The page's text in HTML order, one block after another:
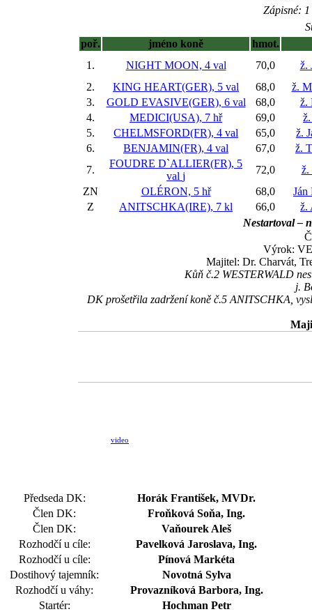
Zápisné:
poř.
jméno koně
hmot.
1.
NIGHT MOON, 4 val 70,0
ž.
2.
KING HEART(GER), 5 val 68,0
ž.
3.
GOLD EVASIVE(GER), 6 val 68,0
ž.
4.
MEDICI(USA), 7 hř 69,0
5.
CHELMSFORD(FR), 4 val 65,0
ž.
6.
BENJAMIN(FR), 4 val 67,0
ž.
7.
FOUDRE D`ALLIER(FR), 5
val j
72,0
ž.
ZN
OLÉRON, 5 hř 68,0
Z
ANITSCHKA(IRE), 7 kl 66,0
ž.
Nestartoval –
Výrok:
Majitel: Dr. Charvát,
Kůň č.2 WESTERWALD
j.
DK prošetřila zadržení koně č.5 ANITSCHKA,
video
Předseda DK:
Horák František, MVDr.
Člen DK:
Froňková Soňa, Ing.
Člen DK:
Vaňourek Aleš
Rozhodčí u cíle:
Pavelková Jaroslava, Ing.
Rozhodčí u cíle:
Pínová Markéta
Dostihový tajemník:
Novotná Sylva
Rozhodčí u váhy:
Provazníková Barbora, Ing.
Startér:
Hochman Petr